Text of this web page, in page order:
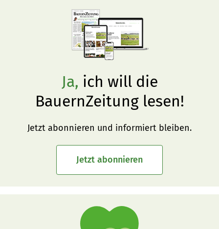
Ja, ich will die
BauernZeitung lesen!
Jetzt abonnieren und informiert bleiben.
Jetzt abonnieren